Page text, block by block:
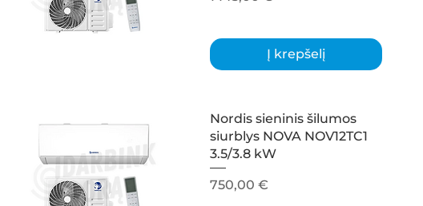
Į krepšelį
Nordis sieninis šilumos
siurblys NOVA NOV12TC1
3.5/3.8 kW
Kaina
750,00 €